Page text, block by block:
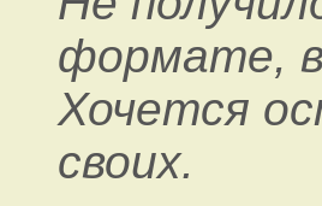
формате,
Хочется
своих.